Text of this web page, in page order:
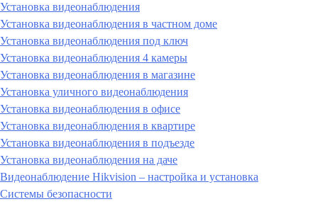
Установка видеонаблюдения
Установка видеонаблюдения в частном доме
Установка видеонаблюдения под ключ
Установка видеонаблюдения 4 камеры
Установка видеонаблюдения в магазине
Установка уличного видеонаблюдения
Установка видеонаблюдения в офисе
Установка видеонаблюдения в квартире
Установка видеонаблюдения в подъезде
Установка видеонаблюдения на даче
Видеонаблюдение Hikvision – настройка и установка
Системы безопасности